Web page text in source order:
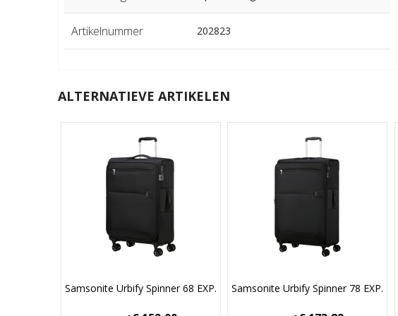
Artikelnummer 202823
ALTERNATIEVE ARTIKELEN
Samsonite Urbify Spinner 68 EXP. Samsonite Urbify Spinner 78 EXP.